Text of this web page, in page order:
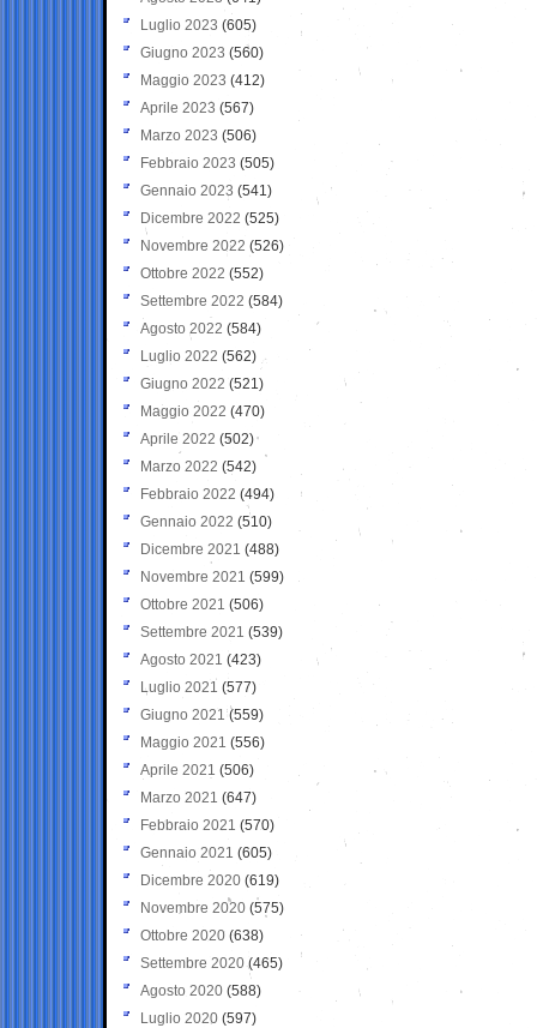
Luglio 2023 (605)
Giugno 2023 (560)
Maggio 2023 (412)
Aprile 2023 (567)
Marzo 2023 (506)
Febbraio 2023 (505)
Gennaio 2023 (541)
Dicembre 2022 (525)
Novembre 2022 (526)
Ottobre 2022 (552)
Settembre 2022 (584)
Agosto 2022 (584)
Luglio 2022 (562)
Giugno 2022 (521)
Maggio 2022 (470)
Aprile 2022 (502)
Marzo 2022 (542)
Febbraio 2022 (494)
Gennaio 2022 (510)
Dicembre 2021 (488)
Novembre 2021 (599)
Ottobre 2021 (506)
Settembre 2021 (539)
Agosto 2021 (423)
Luglio 2021 (577)
Giugno 2021(559)
Maggio 2021 (556)
Aprile 2021 (506)
Marzo 2021 (647)
Febbraio 2021 (570)
Gennaio 2021 (605)
Dicembre 2020 (619)
Novembre 2020 (575)
Ottobre 2020 (638)
Settembre 2020(465)
Agosto 2020 (588)
Luglio 2020 (597)